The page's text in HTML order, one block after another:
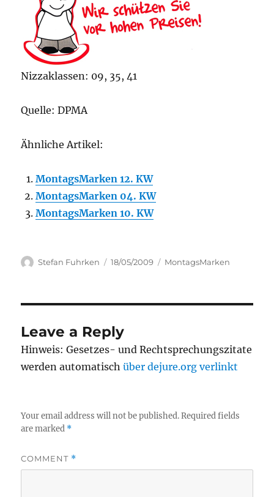
Nizzaklassen: 09, 35, 41
Quelle: DPMA
Ähnliche Artikel:
MontagsMarken 12. KW
MontagsMarken 04. KW
MontagsMarken 10. KW
Author
Stefan Fuhrken
Posted
18/05/2009 Categories
MontagsMarken
Leave a Reply
Hinweis: Gesetzes- und Rechtsprechungszitate
werden automatischüber dejure.org verlinkt
Your email address will not be published. Required fields
are marked *
COMMENT *